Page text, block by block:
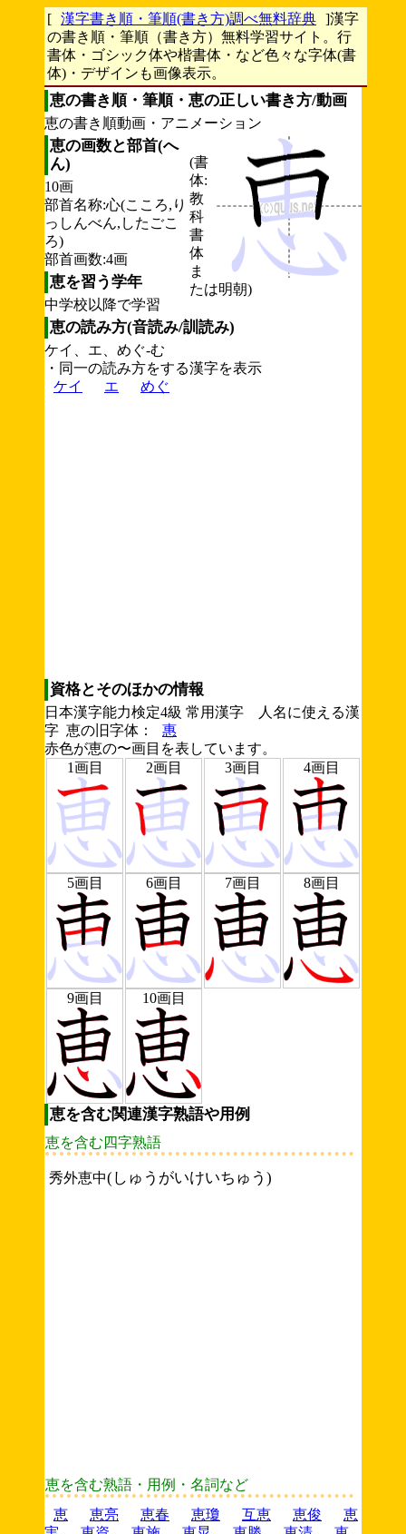
[ 漢字書き順・筆順(書き方)調べ無料辞典 ]漢字
の書き順・筆順（書き方）無料学習サイト。行
書体・ゴシック体や楷書体・など色々な字体(書
体)・デザインも画像表示。
恵の書き順・筆順・恵の正しい書き方/動画
恵の書き順動画・アニメーション
(書
体:
教
科
書
体
ま
たは明朝)
恵の画数と部首(へ
ん)
10画
部首名称:心(こころ,り
っしんべん,したごこ
ろ)
部首画数:4画
恵を習う学年
中学校以降で学習
恵の読み方(音読み/訓読み)
ケイ、エ、めぐ-む
・同一の読み方をする漢字を表示
ケイ
エ めぐ
資格とそのほかの情報
日本漢字能力検定4級 常用漢字 人名に使える漢
字 恵の旧字体：
惠
赤色が恵の〜画目を表しています。
1画目
2画目 3画目 4画目
5画目 6画目 7画目 8画目
9画目 10画目
恵を含む関連漢字熟語や用例
恵を含む四字熟語
秀外恵中(しゅうがいけいちゅう)
恵を含む熟語・用例・名詞など
恵
恵亮 恵春 恵瓊 互恵 恵俊
恵